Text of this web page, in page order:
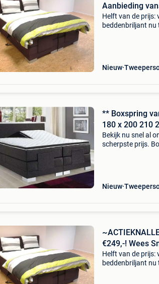
Aanbieding
Helft van de prijs:
beddenbriljant nu
Nieuw
** Boxspring
180 x 200 210
Bekijk nu snel al
scherpste prijs.
Nieuw
€249,-! Wees
Helft van de prijs:
beddenbriljant nu